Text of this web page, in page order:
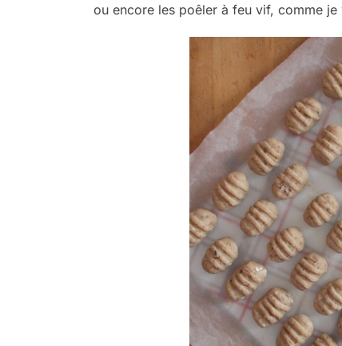
ou encore les poêler à feu vif, comme